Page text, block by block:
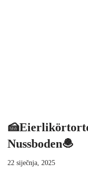
Nussboden🧆
22 siječnja, 2025